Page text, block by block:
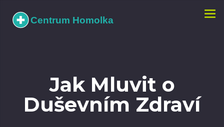
Jak Mluvit o
Duševním Zdraví